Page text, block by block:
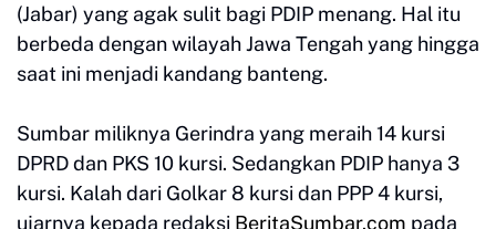
(Jabar) yang agak sulit bagi PDIP menang. Hal itu
berbeda dengan wilayah Jawa Tengah yang hingga
saat ini menjadi kandang banteng.
Sumbar miliknya Gerindra yang meraih 14 kursi
DPRD dan PKS 10 kursi. Sedangkan PDIP hanya 3
kursi. Kalah dari Golkar 8 kursi dan PPP 4 kursi,
ujarnya kepada redaksi BeritaSumbar.com pada